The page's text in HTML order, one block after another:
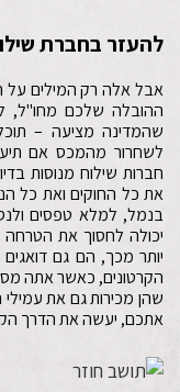
להעזר בחברת
אבל אלה רק המילים על
ההובלה שלכם מחו"ל,
שהמדינה מציעה –
לשחרור מהמכס אם
חברות שילוח מנוסות
את כל החוקים ואת כל
בנמל, למלא טפסים
יכולה לחסוך את הטרחה
יותר מכך, הם גם
הקרטונים, כאשר אתה
שהן מכירות גם את
אתכם, יעשה את הדרך